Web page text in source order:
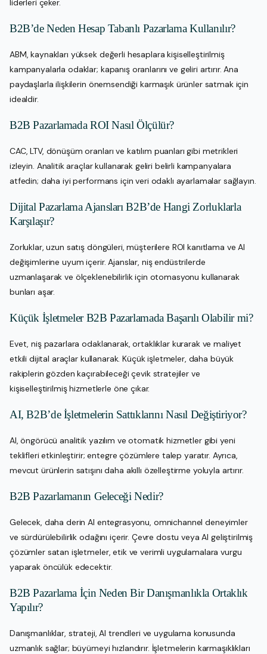
B2B’de Neden Hesap Tabanlı Pazarlama Kullanılır?
ABM, kaynakları yüksek değerli hesaplara kişiselleştirilmiş
kampanyalarla odaklar; kapanış oranlarını ve geliri artırır. Ana
paydaşlarla ilişkilerin önemsendiği karmaşık ürünler satmak için
idealdir.
B2B Pazarlamada ROI Nasıl Ölçülür?
CAC, LTV, dönüşüm oranları ve katılım puanları gibi metrikleri
izleyin. Analitik araçlar kullanarak geliri belirli kampanyalara
atfedin; daha iyi performans için veri odaklı ayarlamalar sağlayın.
Dijital Pazarlama Ajansları B2B’de Hangi Zorluklarla
Karşılaşır?
Zorluklar, uzun satış döngüleri, müşterilere ROI kanıtlama ve AI
değişimlerine uyum içerir. Ajanslar, niş endüstrilerde
uzmanlaşarak ve ölçeklenebilirlik için otomasyonu kullanarak
bunları aşar.
Küçük İşletmeler B2B Pazarlamada Başarılı Olabilir mi?
Evet, niş pazarlara odaklanarak, ortaklıklar kurarak ve maliyet
etkili dijital araçlar kullanarak. Küçük işletmeler, daha büyük
rakiplerin gözden kaçırabileceği çevik stratejiler ve
kişiselleştirilmiş hizmetlerle öne çıkar.
AI, B2B’de İşletmelerin Sattıklarını Nasıl Değiştiriyor?
AI, öngörücü analitik yazılım ve otomatik hizmetler gibi yeni
teklifleri etkinleştirir; entegre çözümlere talep yaratır. Ayrıca,
mevcut ürünlerin satışını daha akıllı özelleştirme yoluyla artırır.
B2B Pazarlamanın Geleceği Nedir?
Gelecek, daha derin AI entegrasyonu, omnichannel deneyimler
ve sürdürülebilirlik odağını içerir. Çevre dostu veya AI geliştirilmiş
çözümler satan işletmeler, etik ve verimli uygulamalara vurgu
yaparak öncülük edecektir.
B2B Pazarlama İçin Neden Bir Danışmanlıkla Ortaklık
Yapılır?
Danışmanlıklar, strateji, AI trendleri ve uygulama konusunda
uzmanlık sağlar; büyümeyi hızlandırır. İşletmelerin karmaşıklıkları